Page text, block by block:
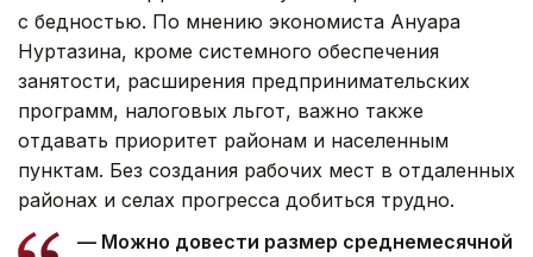
с бедностью. По мнению экономиста Ануара
Нуртазина, кроме системного обеспечения
занятости, расширения предпринимательских
программ, налоговых льгот, важно также
отдавать приоритет районам и населенным
пунктам. Без создания рабочих мест в отдаленных
районах и селах прогресса добиться трудно.
— Можно довести размер среднемесячной